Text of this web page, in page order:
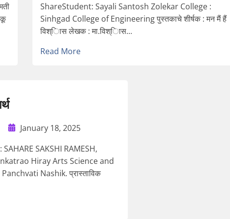
ShareStudent: Sayali Santosh Zolekar College :
Sinhgad College of Engineering पुस्तकाचे शीर्षक : मन मैं हैं
विश्िास लेखक : मा.विश्िास...
Read More
January 18, 2025
SAKSHI RAMESH,
Hiray Arts Science and
Nashik. प्रास्ताविक